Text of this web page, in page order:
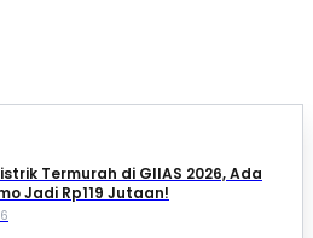
Termurah di GIIAS 2026, Ada
Jadi Rp119 Jutaan!